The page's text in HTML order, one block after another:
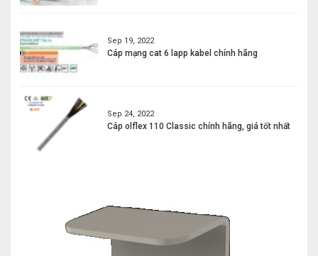
Sep 19, 2022
Cáp mạng cat 6 lapp kabel chính hãng
Sep 24, 2022
Cáp olflex 110 Classic chính hãng, giá tốt nhất